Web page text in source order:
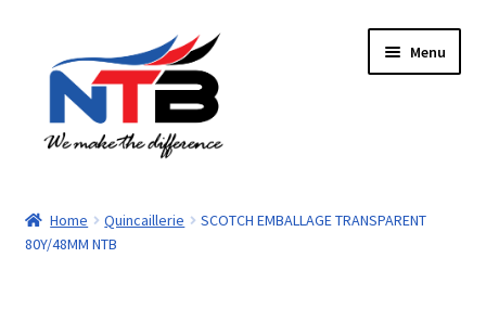
navigation
contenu
Menu
Boutique
Home Quincaillerie
SCOTCH EMBALLAGE TRANSPARENT
80Y/48MM NTB